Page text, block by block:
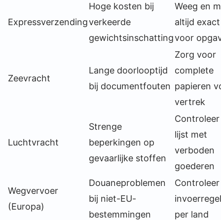
Expressverzending
Hoge kosten bij
verkeerde
gewichtsinschatting
Weeg en
altijd exact
voor
Zeevracht
Lange doorlooptijd
bij documentfouten
Zorg voor
complete
papieren
vertrek
Luchtvracht
Strenge
beperkingen op
gevaarlijke stoffen
lijst met
verboden
goederen
Wegvervoer
(Europa)
Douaneproblemen
bij niet-EU-
bestemmingen
Controleer
per land